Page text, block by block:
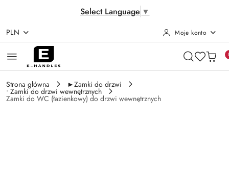
Select Language ▼
Przejdź do treści głównej
Przejdź do wyszukiwarki
Przejdź do moje konto
Przejdź do menu głównego
Przejdź do opisu produktu
Przejdź do stopki
PLN Moje konto
Strona główna ►Zamki do drzwi
• Zamki do drzwi wewnętrznych
Zamki do WC (łazienkowy) do drzwi wewnętrznych